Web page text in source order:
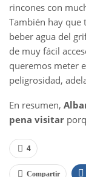
rincones con
También hay que
beber agua del
de muy fácil
queremos meter
peligrosidad,
En resumen,
pena visitar
4
Compartir